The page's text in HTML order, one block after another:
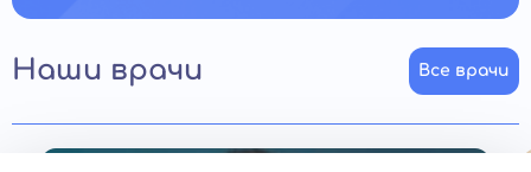
Наши врачи Все врачи